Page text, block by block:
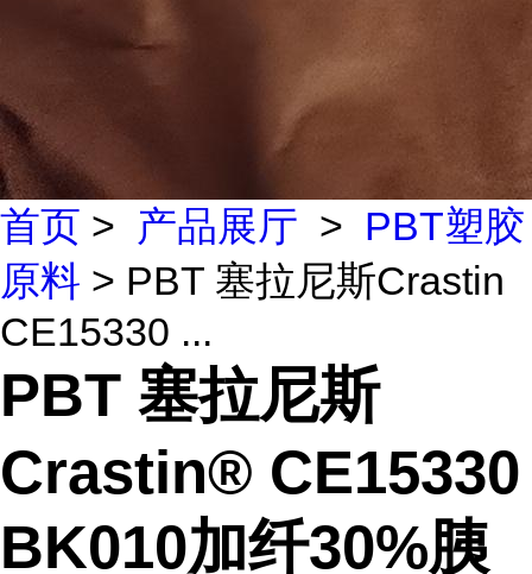
首页 > 产品展厅 > PBT塑胶
原料 > PBT 塞拉尼斯Crastin
CE15330 ...
PBT 塞拉尼斯
Crastin® CE15330
BK010加纤30%胰